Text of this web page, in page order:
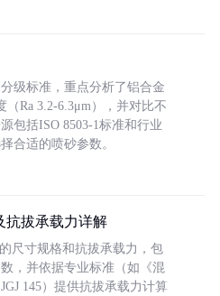
级标准，重点分析了铝合金
Ra 3.2-6.3μm），并对比不
包括ISO 8503-1标准和行业
合适的喷砂参数。
抗拔承载力详解
尺寸规格和抗拔承载力，包
，并依据专业标准（如《混
145）提供抗拔承载力计算